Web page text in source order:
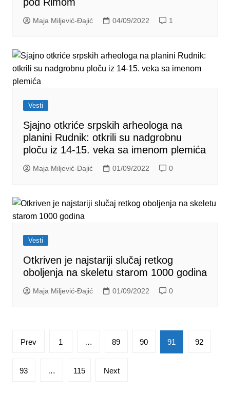
Maja Miljević-Đajić 04/09/2022 1
Vesti
Sjajno otkriće srpskih arheologa na
planini Rudnik: оtkrili su nadgrobnu
ploču iz 14-15. veka sa imenom plemića
Maja Miljević-Đajić 01/09/2022 0
Vesti
Otkriven je najstariji slučaj retkog
oboljenja na skeletu starom 1000 godina
Maja Miljević-Đajić 01/09/2022 0
Posts
Prev 1 … 89 90 91 92
93 … 115 Next